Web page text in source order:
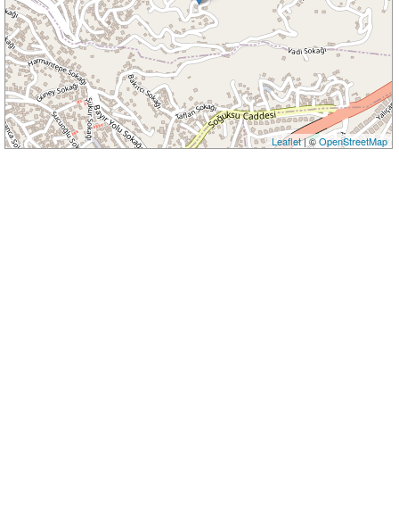
Leaflet| ©OpenStreetMap